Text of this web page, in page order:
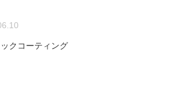
クコーティング